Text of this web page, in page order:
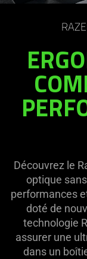
Découvrez le
optique
performances
doté de
technologie
assurer une
dans un